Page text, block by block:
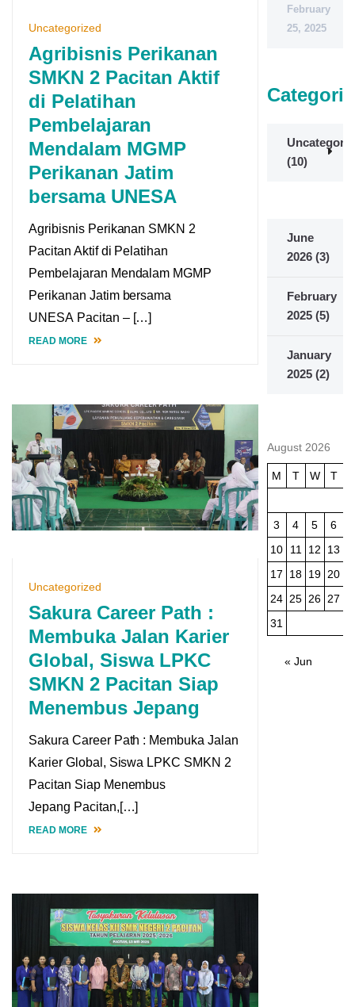
Uncategorized
Agribisnis Perikanan
SMKN 2 Pacitan Aktif
di Pelatihan
Pembelajaran
Mendalam MGMP
Perikanan Jatim
bersama UNESA
Agribisnis Perikanan SMKN 2
Pacitan Aktif di Pelatihan
Pembelajaran Mendalam MGMP
Perikanan Jatim bersama
UNESA Pacitan – […]
READ MORE
Uncategorized
Sakura Career Path :
Membuka Jalan Karier
Global, Siswa LPKC
SMKN 2 Pacitan Siap
Menembus Jepang
Sakura Career Path : Membuka Jalan
Karier Global, Siswa LPKC SMKN 2
Pacitan Siap Menembus
Jepang Pacitan,[…]
READ MORE
February
25, 2025
(10)
June
2026(3)
February
2025(5)
January
2025(2)
August 2026
M T W T
3 4 5 6
10
11 12 13
17
18 19 20
24 25 26 27
31
« Jun